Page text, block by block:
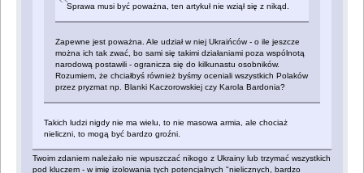
Sprawa musi być poważna, ten artykuł nie wziął się z nikąd.
Zapewne jest poważna. Ale udział w niej Ukraińców - o ile jeszcze
można ich tak zwać, bo sami się takimi działaniami poza wspólnotą
narodową postawili - ogranicza się do kilkunastu osobników.
Rozumiem, że chciałbyś również byśmy oceniali wszystkich Polaków
przez pryzmat np. Blanki Kaczorowskiej czy Karola Bardonia?
Takich ludzi nigdy nie ma wielu, to nie masowa armia, ale chociaż
nieliczni, to mogą być bardzo groźni.
Twoim zdaniem należało nie wpuszczać nikogo z Ukrainy lub trzymać wszystkich
pod kluczem - w imię izolowania tych potencjalnych "nielicznych, bardzo